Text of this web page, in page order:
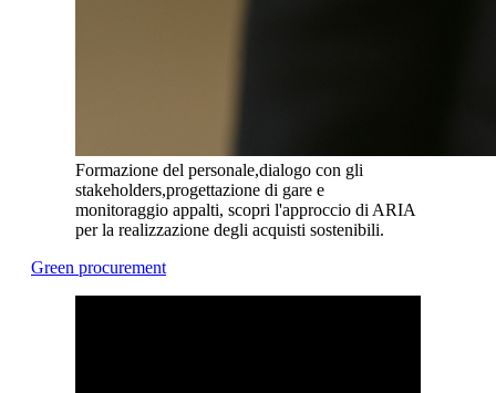
Formazione del personale,dialogo con gli
stakeholders,progettazione di gare e
monitoraggio appalti, scopri l'approccio di ARIA
per la realizzazione degli acquisti sostenibili.
Green procurement